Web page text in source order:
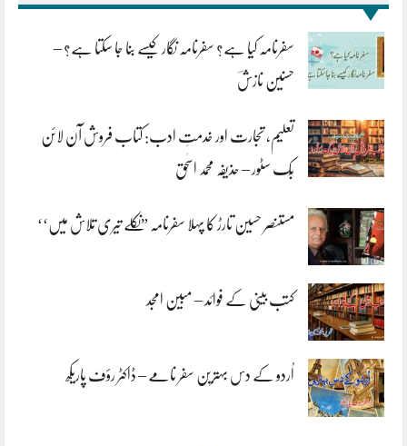
سفرنامہ کیا ہے؟ سفرنامہ نگار کیسے بنا جا سکتا ہے؟ –
حسنین نازشؔ
تعلیم، تجارت اور خدمتِ ادب: کتاب فروش آن لائن
بُک سٹور – حذیفہ محمد اسحٰق
مستنصر حسین تارڑ کا پہلا سفرنامہ ”نکلے تیری تلاش میں‘‘
کتب بینی کے فوائد – مبین امجد
اُردو کے دس بہترین سفر نامے – ڈاکٹر رؤف پاریکھ